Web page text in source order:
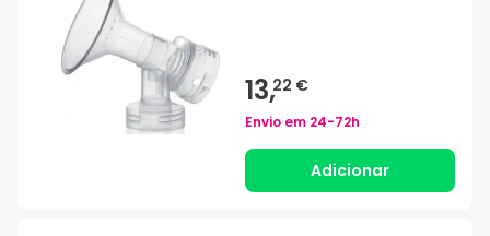
13,22 €
Envio em 24-72h
Adicionar